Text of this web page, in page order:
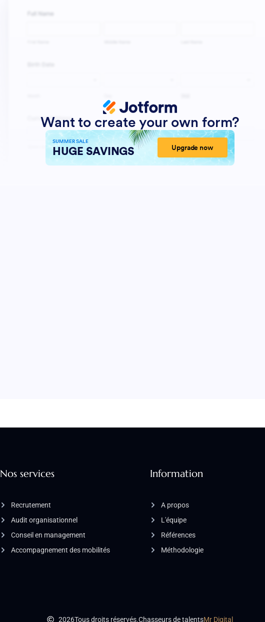
Nos services
Recrutement
Audit organisationnel
Conseil en management
Accompagnement des mobilités
Information
A propos
L'équipe
Références
Méthodologie
2026Tous droits réservés.Chasseurs de talentsMr Digital